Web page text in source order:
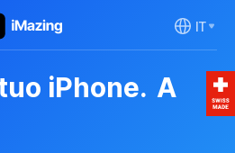
IT
iPhone. A